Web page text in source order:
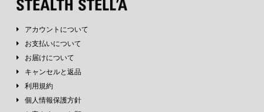
アカウントについて
お支払いについて
お届けについて
キャンセルと返品
利用規約
個人情報保護方針